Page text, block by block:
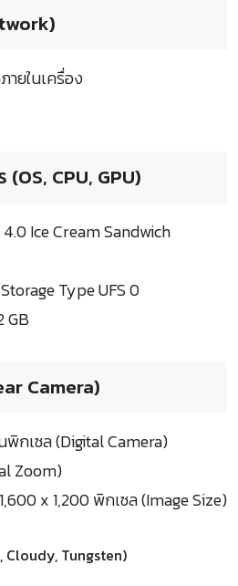
ายในเครื่อง
CPU, GPU)
Ice Cream Sandwich
Type UFS 0
GB
Camera)
กเซล (Digital Camera)
Zoom)
x 1,200 พิกเซล (Image Size)
Tungsten)